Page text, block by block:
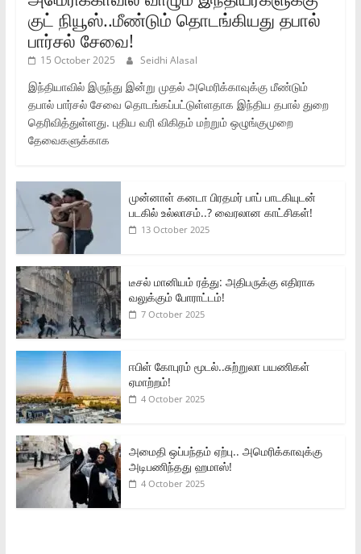
குட் நியூஸ்..மீண்டும் தொடங்கியது தபால்
பார்சல் சேவை!
15 October 2025 Seidhi Alasal
இந்தியாவில் இருந்து இன்று முதல் அமெரிக்காவுக்கு மீண்டும்
தபால் பார்சல் சேவை தொடங்கப்பட்டுள்ளதாக இந்திய தபால் துறை
தெரிவித்துள்ளது. புதிய வரி விகிதம் மற்றும் ஒழுங்குமுறை
தேவைகளுக்காக
முன்னாள் கனடா பிரதமர் பாப் பாடகியுடன்
படகில் உல்லாசம்..? வைரலான காட்சிகள்!
13 October 2025
டீசல் மானியம் ரத்து: அதிபருக்கு எதிராக
வலுக்கும் போராட்டம்!
7 October 2025
ஈபிள் கோபுரம் மூடல்..சுற்றுலா பயணிகள்
ஏமாற்றம்!
4 October 2025
அமைதி ஒப்பந்தம் ஏற்பு.. அமெரிக்காவுக்கு
அடிபணிந்தது ஹமாஸ்!
4 October 2025